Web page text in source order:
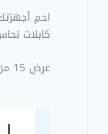
كابلات
عرض ⁦15⁩ من كل النتائج